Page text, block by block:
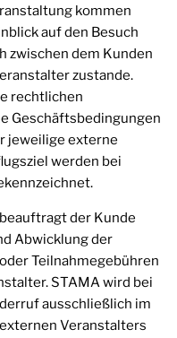
kommen
auf den Besuch
zwischen dem Kunden
zustande.
rechtlichen
Geschäftsbedingungen
jeweilige externe
werden bei
der Kunde
Abwicklung der
Teilnahmegebühren
STAMA wird bei
ausschließlich im
Veranstalters